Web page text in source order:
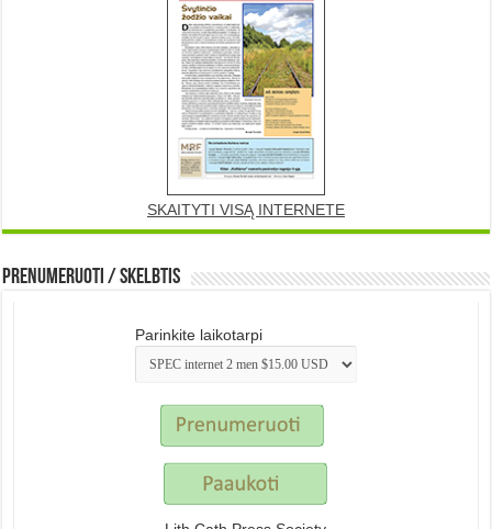
SKAITYTI VISĄ INTERNETE
Prenumeruoti / Skelbtis
Parinkite laikotarpi